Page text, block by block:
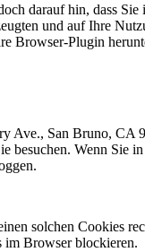
darauf hin, dass
und auf Ihre
Browser-Plugin
Ave., San Bruno, CA
besuchen. Wenn Sie
solchen Cookies
im Browser blockieren.